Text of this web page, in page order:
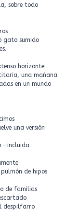
sobre todo
gato sumido
horizonte
una mañana
en un mundo
una versión
—incluida
de hipos
de familias
despilfarro